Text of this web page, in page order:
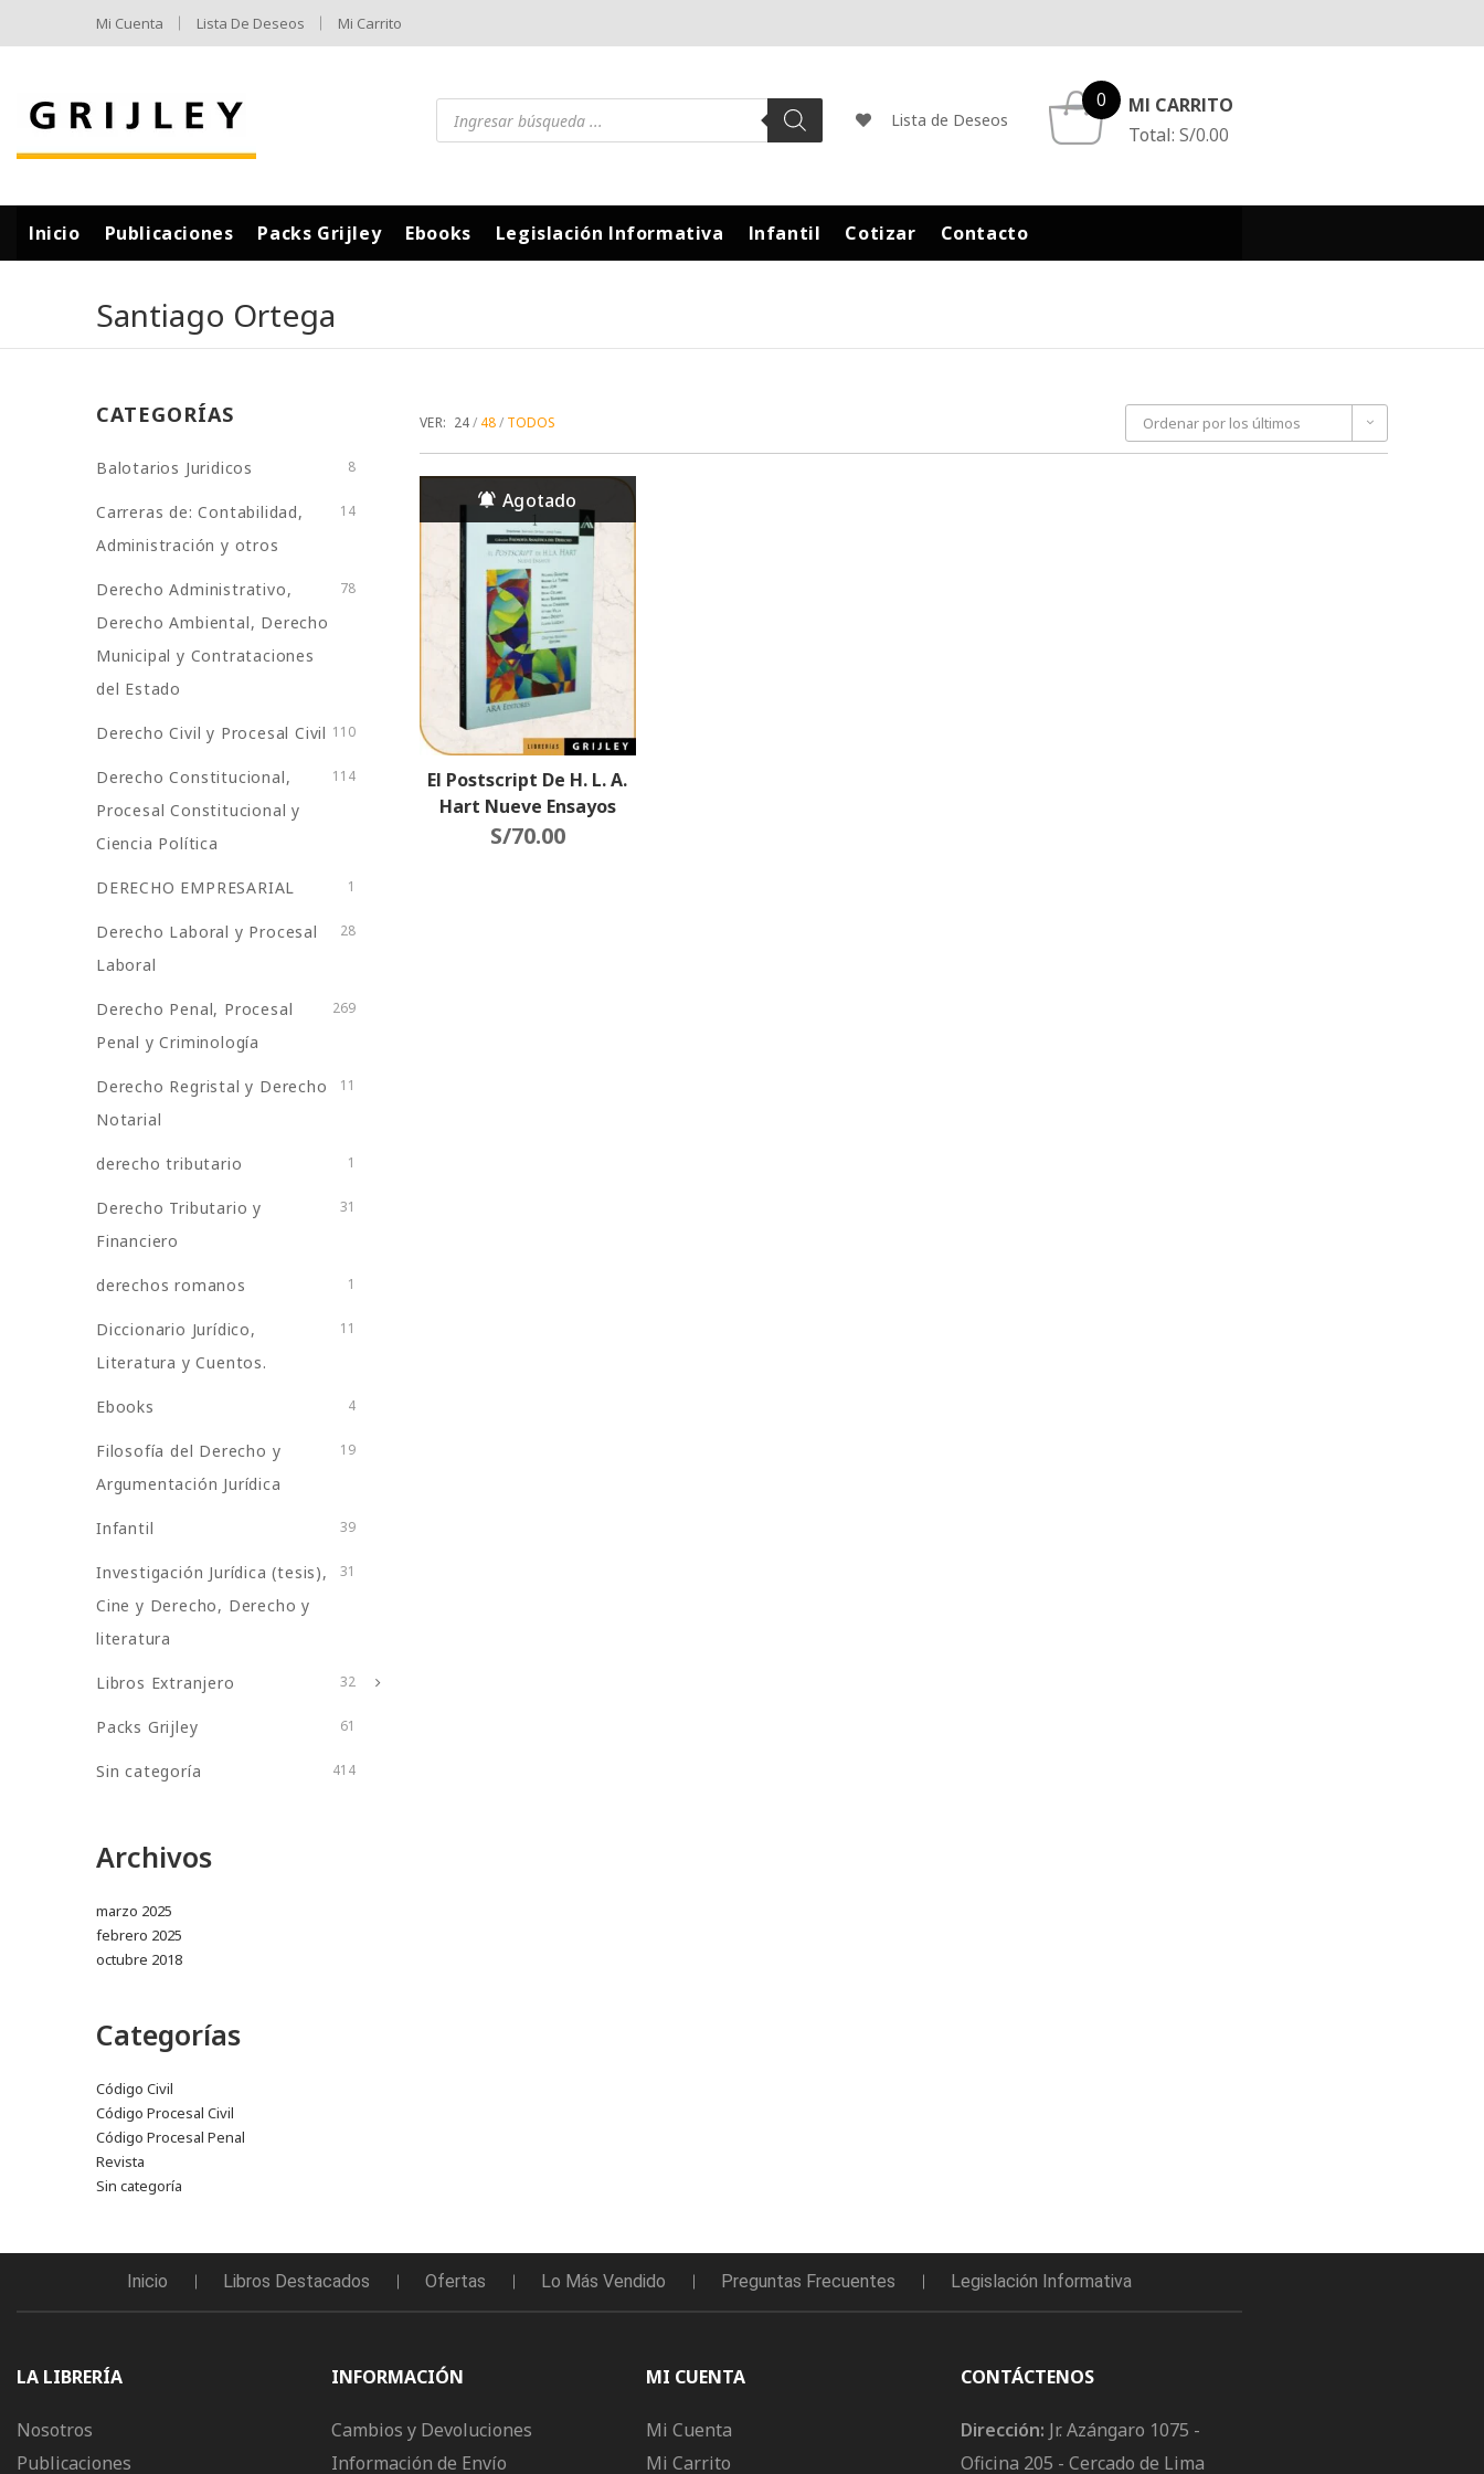
Mi Cuenta Lista De Deseos Mi Carrito
Lista de Deseos
0
MI CARRITO
Total: S/0.00
Inicio Publicaciones Packs Grijley Ebooks Legislación Informativa Infantil Cotizar Contacto
Santiago Ortega
Ordenar por los últimos
VER: 24 48 TODOS
El Postscript De H. L. A.
Hart Nueve Ensayos
S/70.00
CATEGORÍAS
Balotarios Juridicos 8
Carreras de: Contabilidad,
Administración y otros
14
Derecho Administrativo,
Derecho Ambiental, Derecho
Municipal y Contrataciones
del Estado
78
Derecho Civil y Procesal Civil 110
Derecho Constitucional,
Procesal Constitucional y
Ciencia Política
114
DERECHO EMPRESARIAL 1
Derecho Laboral y Procesal
Laboral
28
Derecho Penal, Procesal
Penal y Criminología
269
Derecho Regristal y Derecho
Notarial
11
derecho tributario 1
Derecho Tributario y
Financiero
31
derechos romanos 1
Diccionario Jurídico,
Literatura y Cuentos.
11
Ebooks 4
Filosofía del Derecho y
Argumentación Jurídica
19
Infantil 39
Investigación Jurídica (tesis),
Cine y Derecho, Derecho y
literatura
31
Libros Extranjero 32
Packs Grijley 61
Sin categoría 414
Archivos
marzo 2025
febrero 2025
octubre 2018
Categorías
Código Civil
Código Procesal Civil
Código Procesal Penal
Revista
Sin categoría
Inicio Libros Destacados Ofertas Lo Más Vendido Preguntas Frecuentes Legislación Informativa
LA LIBRERÍA
Nosotros
Publicaciones
INFORMACIÓN
Cambios y Devoluciones
Información de Envío
MI CUENTA
Mi Cuenta
Mi Carrito
CONTÁCTENOS
Dirección: Jr. Azángaro 1075 -
Oficina 205 - Cercado de Lima